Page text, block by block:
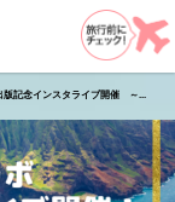
版記念インスタライブ開催 ～...